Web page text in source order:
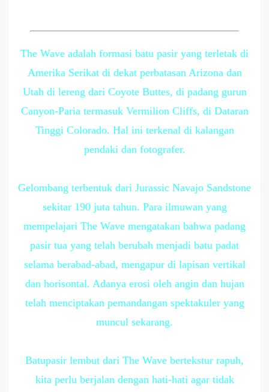
The Wave adalah formasi batu pasir yang terletak di
Amerika Serikat di dekat perbatasan Arizona dan
Utah di lereng dari Coyote Buttes, di padang gurun
Canyon-Paria termasuk Vermilion Cliffs, di Dataran
Tinggi Colorado. Hal ini terkenal di kalangan
pendaki dan fotografer.
Gelombang terbentuk dari Jurassic Navajo Sandstone
sekitar 190 juta tahun. Para ilmuwan yang
mempelajari The Wave mengatakan bahwa padang
pasir tua yang telah berubah menjadi batu padat
selama berabad-abad, mengapur di lapisan vertikal
dan horisontal. Adanya erosi oleh angin dan hujan
telah menciptakan pemandangan spektakuler yang
muncul sekarang.
Batupasir lembut dari The Wave bertekstur rapuh,
kita perlu berjalan dengan hati-hati agar tidak